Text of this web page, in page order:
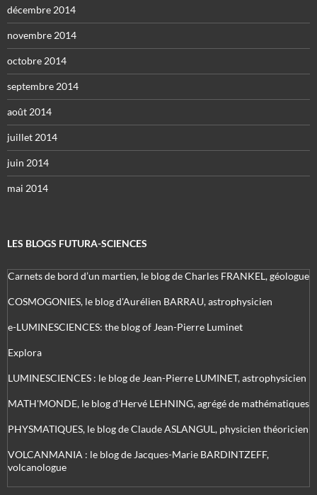
décembre 2014
novembre 2014
octobre 2014
septembre 2014
août 2014
juillet 2014
juin 2014
mai 2014
LES BLOGS FUTURA-SCIENCES
Carnets de bord d’un martien, le blog de Charles FRANKEL, géologue
COSMOGONIES, le blog d'Aurélien BARRAU, astrophysicien
e-LUMINESCIENCES: the blog of Jean-Pierre Luminet
Explora
LUMINESCIENCES : le blog de Jean-Pierre LUMINET, astrophysicien
MATH'MONDE, le blog d'Hervé LEHNING, agrégé de mathématiques
PHYSMATIQUES, le blog de Claude ASLANGUL, physicien théoricien
VOLCANMANIA : le blog de Jacques-Marie BARDINTZEFF,
volcanologue